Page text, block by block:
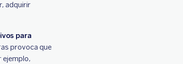
adquirir
para
provoca que
ejemplo,